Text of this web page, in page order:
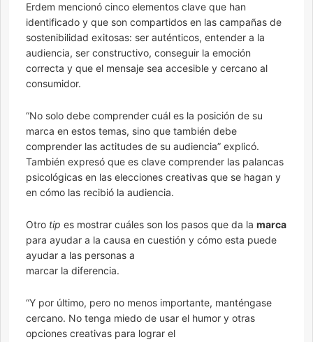
Erdem mencionó cinco elementos clave que han
identificado y que son compartidos en las campañas de
sostenibilidad exitosas: ser auténticos, entender a la
audiencia, ser constructivo, conseguir la emoción
correcta y que el mensaje sea accesible y cercano al
consumidor.
“No solo debe comprender cuál es la posición de su
marca en estos temas, sino que también debe
comprender las actitudes de su audiencia” explicó.
También expresó que es clave comprender las palancas
psicológicas en las elecciones creativas que se hagan y
en cómo las recibió la audiencia.
Otro tip es mostrar cuáles son los pasos que da la marca
para ayudar a la causa en cuestión y cómo esta puede
ayudar a las personas a
marcar la diferencia.
“Y por último, pero no menos importante, manténgase
cercano. No tenga miedo de usar el humor y otras
opciones creativas para lograr el